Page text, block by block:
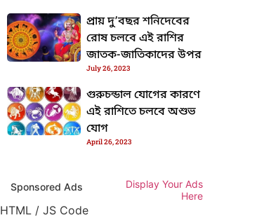
প্রায় দু’বছর শনিদেবের
রোষ চলবে এই রাশির
জাতক-জাতিকাদের উপর
July 26, 2023
গুরুচন্ডাল যোগের কারণে
এই রাশিতে চলবে অশুভ
যোগ
April 26, 2023
Sponsored Ads
Display Your Ads
Here
HTML / JS Code